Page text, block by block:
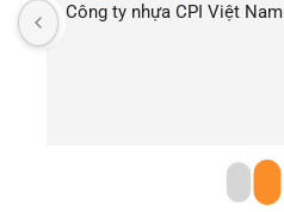
Công ty nhựa CPI Việt Nam